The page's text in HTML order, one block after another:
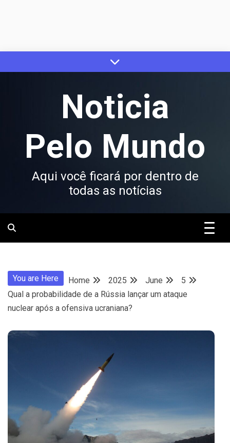
to
Noticia
Pelo Mundo
Aqui você ficará por dentro de
todas as notícias
You are Here Home 2025 June
5
Qual a probabilidade de a Rússia lançar um ataque
nuclear após a ofensiva ucraniana?